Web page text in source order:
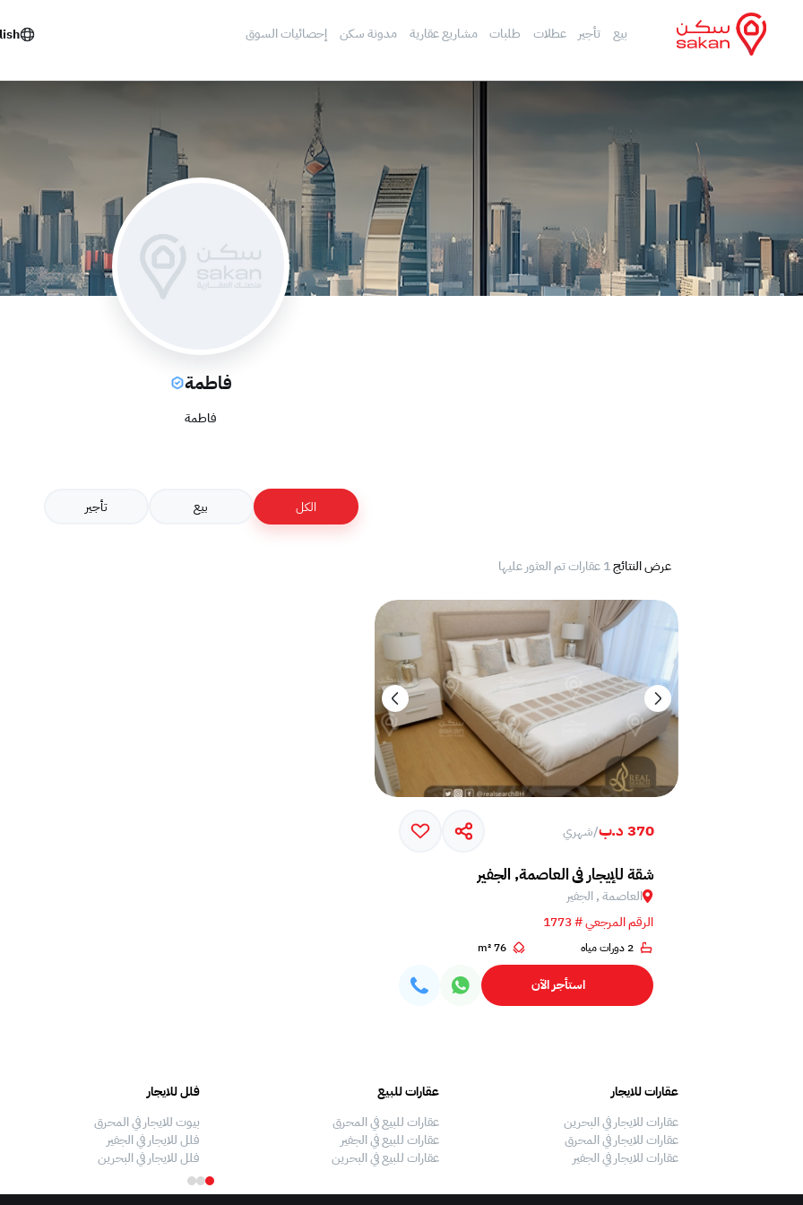
بيع تأجير عطلات طلبات مشاريع عقارية مدونة سكن إحصائيات السوق
فاطمة
فاطمة
الكل بيع تأجير
عرض النتائج1 عقارات تم العثور عليها
370 د.ب /شهري
شقة للإيجار في العاصمة, الجفير
العاصمة , الجفير
الرقم المرجعي # 1773
2 دورات مياه 76 m²
استأجر الآن
عقارات للايجار
عقارات للايجار في البحرين
عقارات للايجار في المحرق
عقارات للايجار في الجفير
عقارات للبيع
عقارات للبيع في المحرق
عقارات للبيع في الجفير
عقارات للبيع في البحرين
فلل للايجار
بيوت للايجار في المحرق
فلل للايجار في الجفير
فلل للايجار في البحرين